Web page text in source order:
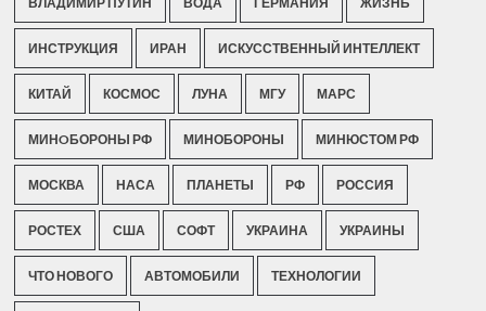
ИНСТРУКЦИЯ ИРАН ИСКУССТВЕННЫЙ ИНТЕЛЛЕКТ
КИТАЙ КОСМОС ЛУНА МГУ МАРС
МИНOБОРОНЫ РФ МИНОБОРОНЫ МИНЮСТОМ РФ
МОСКВА НАСА ПЛАНЕТЫ РФ РОССИЯ
РОСТЕХ США СОФТ УКРАИНА УКРАИНЫ
ЧТО НОВОГО АВТОМОБИЛИ ТЕХНОЛОГИИ